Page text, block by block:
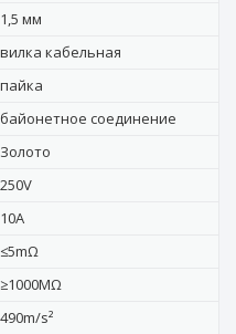
1,5 мм
вилка кабельная
пайка
байонетное соединение
Золото
250V
10A
≤5mΩ
≥1000MΩ
490m/s²